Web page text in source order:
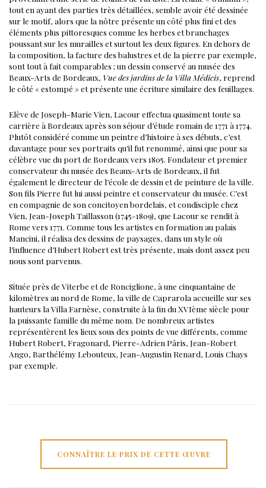
tout en ayant des parties très détaillées, semble avoir été dessinée
sur le motif, alors que la nôtre présente un côté plus fini et des
éléments plus pittoresques comme les herbes et branchages
poussant sur les murailles et surtout les deux figures. En dehors de
la composition, la facture des balustres et de la pierre par exemple,
sont tout à fait comparables ; un dessin conservé au musée des
Beaux-Arts de Bordeaux, Vue des jardins de la Villa Médicis, reprend
le côté « estompé » et présente une écriture similaire des feuillages.
Elève de Joseph-Marie Vien, Lacour effectua quasiment toute sa
carrière à Bordeaux après son séjour d’étude romain de 1771 à 1774.
Plutôt considéré comme un peintre d’histoire à ses débuts, c’est
davantage pour ses portraits qu’il fut renommé, ainsi que pour sa
célèbre vue du port de Bordeaux vers 1805. Fondateur et premier
conservateur du musée des Beaux-Arts de Bordeaux, il fut
également le directeur de l’école de dessin et de peinture de la ville.
Son fils Pierre fut lui aussi peintre et conservateur du musée. C’est
en compagnie de son concitoyen bordelais, et condisciple chez
Vien, Jean-Joseph Taillasson (1745-1809), que Lacour se rendit à
Rome vers 1771. Comme tous les artistes en formation au palais
Mancini, il réalisa des dessins de paysages, dans un style où
l’influence d’Hubert Robert est très présente, mais dont assez peu
nous sont parvenus.
Située près de Viterbe et de Ronciglione, à une cinquantaine de
kilomètres au nord de Rome, la ville de Caprarola accueille sur ses
hauteurs la Villa Farnèse, construite à la fin du XVIème siècle pour
la puissante famille du même nom. De nombreux artistes
représentèrent les lieux sous des points de vue différents, comme
Hubert Robert, Fragonard, Pierre-Adrien Pâris, Jean-Robert
Ango, Barthélémy Lebouteux, Jean-Augustin Renard, Louis Chays
par exemple.
CONNAÎTRE LE PRIX DE CETTE ŒUVRE